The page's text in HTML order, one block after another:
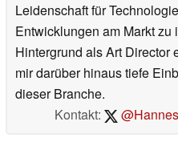
Leidenschaft für
Entwicklungen am Markt
Hintergrund als Art Director
mir darüber hinaus tiefe
dieser Branche.
Kontakt: